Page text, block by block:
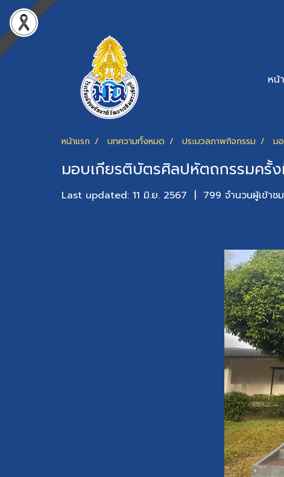
หน้
หน้าแรก บทความทั้งหมด ประมวลภาพกิจกรรม ม
มอบเกียรติบัตรศิลปหัตถกรรมครั้
Last updated: 11 มิ.ย. 2567 | 799 จำนวนผู้เข้าชม